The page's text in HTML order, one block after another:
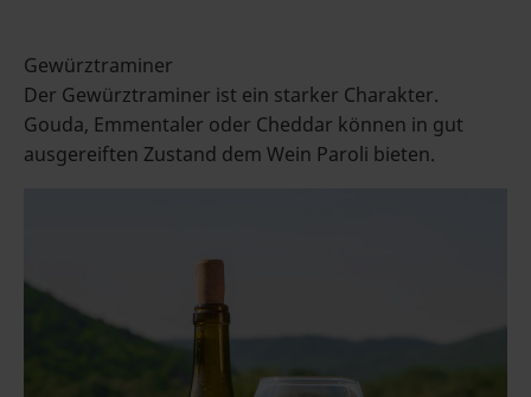
Gewürztraminer
Der Gewürztraminer ist ein starker Charakter.
Gouda, Emmentaler oder Cheddar können in gut
ausgereiften Zustand dem Wein Paroli bieten.